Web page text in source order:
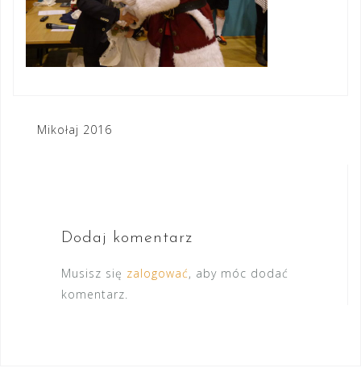
Nawigacja
Mikołaj 2016
Dodaj komentarz
Musisz się zalogować, aby móc dodać
komentarz.